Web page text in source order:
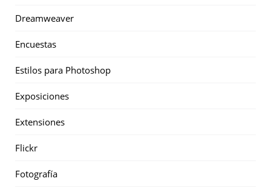
Dreamweaver
Encuestas
Estilos para Photoshop
Exposiciones
Extensiones
Flickr
Fotografía